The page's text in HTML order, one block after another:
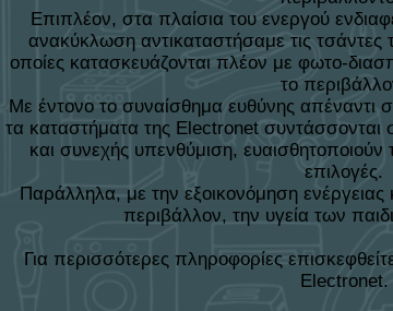
Επιπλέον, στα πλαίσια του ενεργού
ανακύκλωση αντικαταστήσαμε τις
οποίες κατασκευάζονται πλέον με φωτο-
το
Με έντονο το συναίσθημα ευθύνης απέναντι
τα καταστήματα της Electronet
και συνεχής υπενθύμιση,
επιλογές.
Παράλληλα, με την εξοικονόμηση
περιβάλλον, την υγεία των
Για περισσότερες πληροφορίες
Electronet.